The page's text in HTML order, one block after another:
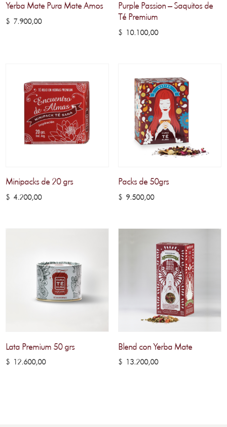
Yerba Mate Pura Mate Amos
$ 7.900,00
Purple Passion – Saquitos de
Té Premium
$10.100,00
Minipacks de 20 grs
$ 4.200,00
Packs de 50grs
$9.500,00
Lata Premium 50 grs
$ 12.600,00
Blend con Yerba Mate
$13.200,00